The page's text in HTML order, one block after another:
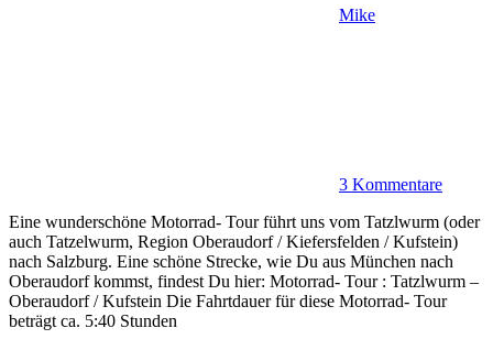
Mike
3 Kommentare
Eine wunderschöne Motorrad- Tour führt uns vom Tatzlwurm (oder
auch Tatzelwurm, Region Oberaudorf / Kiefersfelden / Kufstein)
nach Salzburg. Eine schöne Strecke, wie Du aus München nach
Oberaudorf kommst, findest Du hier: Motorrad- Tour : Tatzlwurm –
Oberaudorf / Kufstein Die Fahrtdauer für diese Motorrad- Tour
beträgt ca. 5:40 Stunden